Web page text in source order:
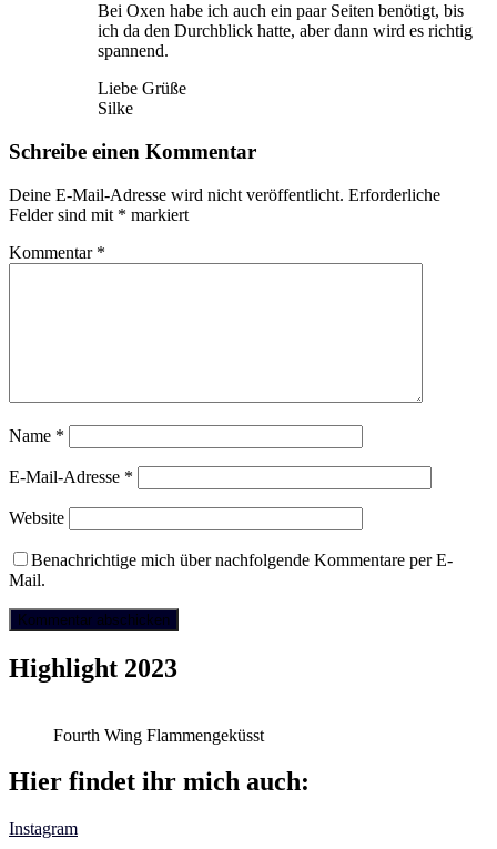
Bei Oxen habe ich auch ein paar Seiten benötigt, bis
ich da den Durchblick hatte, aber dann wird es richtig
spannend.
Liebe Grüße
Silke
Schreibe einen Kommentar
Deine E-Mail-Adresse wird nicht veröffentlicht. Erforderliche
Felder sind mit * markiert
Kommentar *
Name *
E-Mail-Adresse *
Website
Benachrichtige mich über nachfolgende Kommentare per E-
Mail.
Highlight 2023
Fourth Wing Flammengeküsst
Hier findet ihr mich auch:
Instagram